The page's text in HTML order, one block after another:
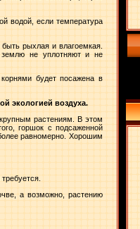
водой, если температура
рыхлая и влагоемкая.
землю не уплотняют и не
будет посажена в
экологией воздуха.
растениям. В этом
горшок с подсаженной
равномерно. Хорошим
а возможно, растению